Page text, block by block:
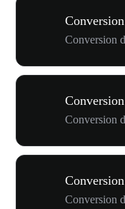
Conversion
Conversion